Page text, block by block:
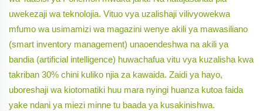
uwekezaji wa teknolojia. Vituo vya uzalishaji vilivyowekwa
mfumo wa usimamizi wa magazini wenye akili ya mawasiliano
(smart inventory management) unaoendeshwa na akili ya
bandia (artificial intelligence) huwachafua vitu vya kuzalisha kwa
takriban 30% chini kuliko njia za kawaida. Zaidi ya hayo,
uboreshaji wa kiotomatiki huu mara nyingi huanza kutoa faida
yake ndani ya miezi minne tu baada ya kusakinishwa.